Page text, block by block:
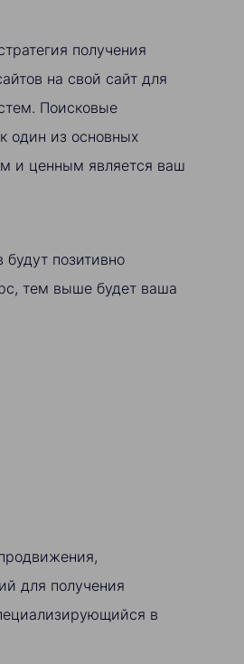
получения
на свой сайт для
Поисковые
один из основных
и ценным является ваш
позитивно
тем выше будет ваша
для получения
в